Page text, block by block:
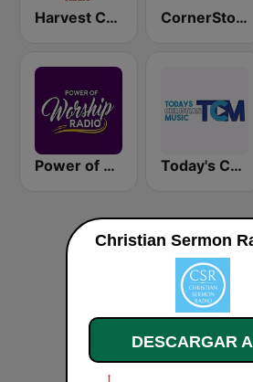
Harvest Christian Radio CornerStone Christian Radio
Power of Worship Radio Today's Christian Music
DESCARGAR